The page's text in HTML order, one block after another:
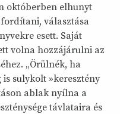
októberben elhunyt
választása
esett. Saját
volna hozzájárulni az
„Örülnék, ha
sulykolt »keresztény
ablak nyílna a
távlataira és